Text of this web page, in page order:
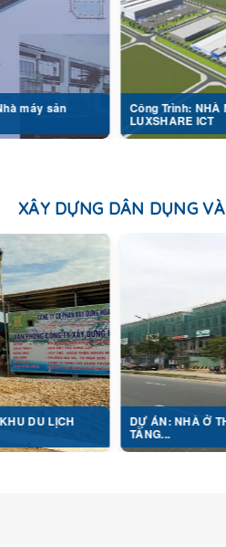
Công Trình: NHÀ MÁY
LUXSHARE ICT
XÂY DỰNG DÂN DỤNG
DỰ ÁN: NHÀ Ở THẤP